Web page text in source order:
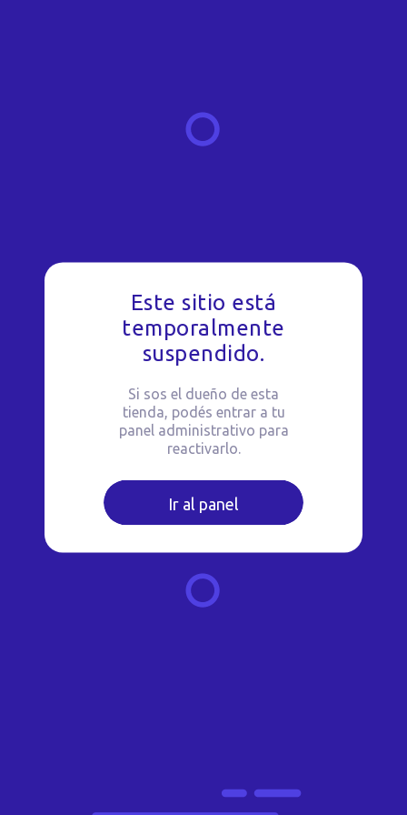
Este sitio está
temporalmente
suspendido.
Si sos el dueño de esta
tienda, podés entrar a tu
panel administrativo para
reactivarlo.
Ir al panel